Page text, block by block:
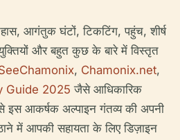
आगंतुक घंटों, टिकटिंग, पहुंच, शीर्ष
युक्तियों और बहुत कुछ के बारे में विस्तृत
, Chamonix.net,
Guide 2025 जैसे आधिकारिक
इस आकर्षक अल्पाइन गंतव्य की अपनी
में आपकी सहायता के लिए डिज़ाइन